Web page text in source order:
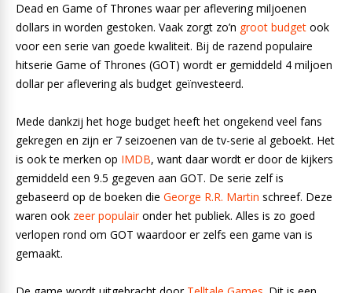
Dead en Game of Thrones waar per aflevering miljoenen
dollars in worden gestoken. Vaak zorgt zo’n groot budget ook
voor een serie van goede kwaliteit. Bij de razend populaire
hitserie Game of Thrones (GOT) wordt er gemiddeld 4 miljoen
dollar per aflevering als budget geïnvesteerd.
Mede dankzij het hoge budget heeft het ongekend veel fans
gekregen en zijn er 7 seizoenen van de tv-serie al geboekt. Het
is ook te merken op IMDB, want daar wordt er door de kijkers
gemiddeld een 9.5 gegeven aan GOT. De serie zelf is
gebaseerd op de boeken die George R.R. Martin schreef. Deze
waren ook zeer populaironder het publiek. Alles is zo goed
verlopen rond om GOT waardoor er zelfs een game van is
gemaakt.